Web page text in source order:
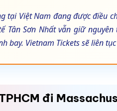
tại Việt Nam đang được điều
Tân Sơn Nhất vẫn giữ
bay. Vietnam Tickets sẽ liên
đi